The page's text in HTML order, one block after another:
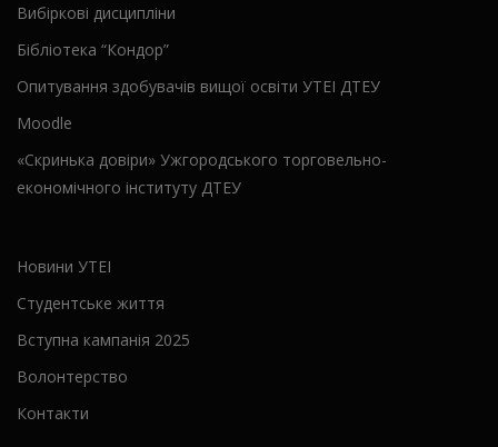
Вибіркові дисципліни
Бібліотека “Кондор”
Опитування здобувачів вищої освіти УТЕІ ДТЕУ
Moodle
«Скринька довіри» Ужгородського торговельно-
економічного інституту ДТЕУ
Новини УТЕІ
Студентське життя
Вступна кампанія 2025
Волонтерство
Контакти